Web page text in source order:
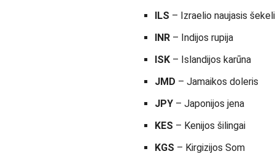
ILS – Izraelio naujasis
INR – Indijos rupija
ISK – Islandijos karūna
JMD – Jamaikos doleris
JPY – Japonijos jena
KES – Kenijos šilingai
KGS – Kirgizijos Som